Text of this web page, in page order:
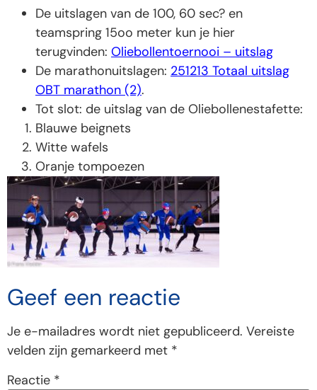
De uitslagen van de 100, 60 sec? en
teamspring 15oo meter kun je hier
terugvinden: Oliebollentoernooi – uitslag
De marathonuitslagen: 251213 Totaal uitslag
OBT marathon (2).
Tot slot: de uitslag van de Oliebollenestafette:
Blauwe beignets
Witte wafels
Oranje tompoezen
Geef een reactie
Je e-mailadres wordt niet gepubliceerd. Vereiste
velden zijn gemarkeerd met *
Reactie *